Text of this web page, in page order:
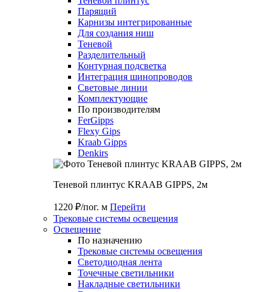
Парящий
Карнизы интегрированные
Для создания ниш
Теневой
Разделительный
Контурная подсветка
Интеграция шинопроводов
Световые линии
Комплектующие
По производителям
FerGipps
Flexy Gips
Kraab Gipps
Denkirs
Теневой плинтус KRAAB GIPPS, 2м
1220 ₽/пог. м Перейти
Трековые системы освещения
Освещение
По назначению
Трековые системы освещения
Светодиодная лента
Точечные светильники
Накладные светильники